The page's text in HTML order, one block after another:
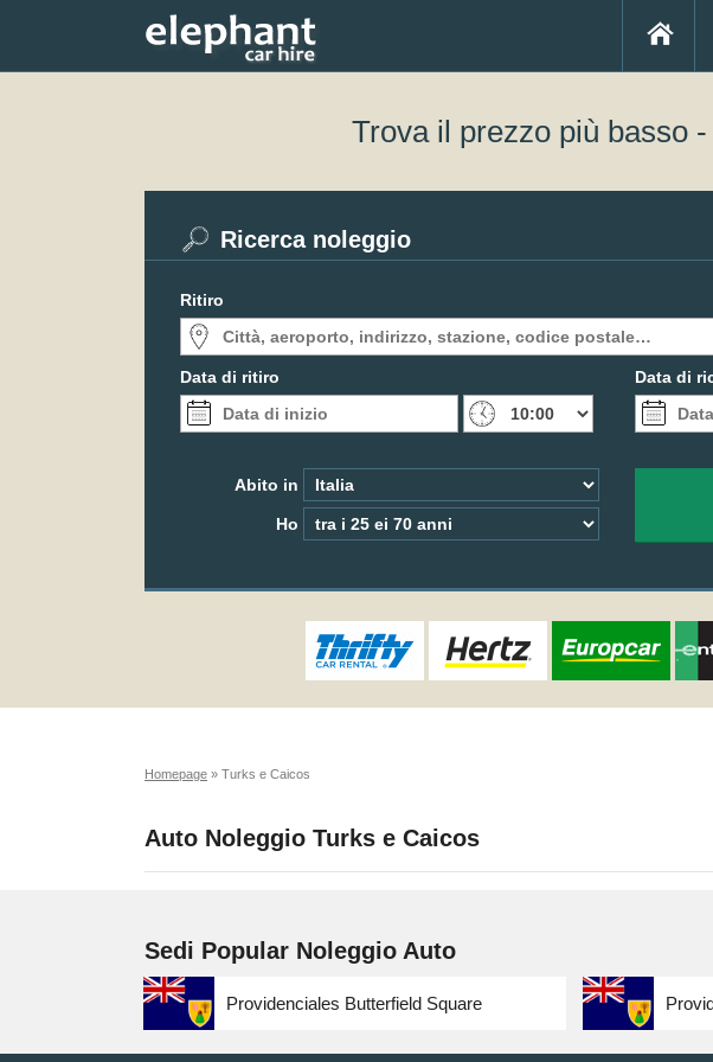
Trova il prezzo più basso
Ricerca noleggio
Ritiro
Data di ritiro Data di
Abito in
Ho
Homepage » Turks e Caicos
Auto Noleggio Turks e Caicos
Sedi Popular Noleggio Auto
Providenciales Butterfield Square